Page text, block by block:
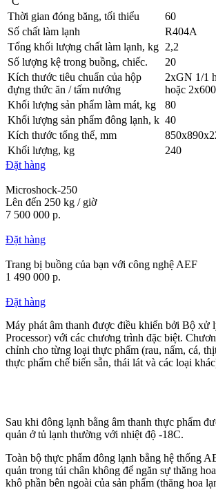
Thời gian đóng băng, tối thiểu
60
Số chất làm lạnh
R404A
Tổng khối lượng chất làm lạnh, kg 2,2
Số lượng kệ trong buồng, chiếc.
20
Kích thước tiêu chuẩn của hộp
đựng thức ăn / tấm nướng
2xGN 1/1
hoặc
Khối lượng sản phẩm làm mát, kg
80
Khối lượng sản phẩm đông lạnh, k 40
Kích thước tổng thể, mm
Khối lượng, kg
240
Đặt hàng
Microshock-250
Lên đến 250 kg / giờ
7 500 000 р.
Đặt hàng
Trang bị buồng của bạn với công nghệ AEF
1 490 000 р.
Đặt hàng
Máy phát âm thanh được điều khiển bởi Bộ xử
Processor) với các chương trình đặc biệt.
chỉnh cho từng loại thực phẩm (rau, nấm, cá,
thực phẩm chế biến sẵn, thái lát và các loại
Sau khi đông lạnh bằng âm thanh thực phẩm
quản ở tủ lạnh thường với nhiệt độ -18С.
Toàn bộ thực phẩm đông lạnh bằng hệ thống
quản trong túi chân không để ngăn sự thăng
khô phần bên ngoài của sản phẩm (thăng hoa